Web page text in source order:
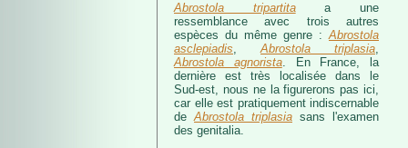
Abrostola tripartitaa une
ressemblance avec trois autres
espèces du même genre :Abrostola
asclepiadis,Abrostola triplasia,
Abrostola agnorista. En France, la
dernière est très localisée dans le
Sud-est, nous ne la figurerons pas ici,
car elle est pratiquement indiscernable
deAbrostola triplasia sans l'examen
des genitalia.